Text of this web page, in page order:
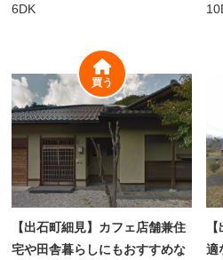
6DK
【出石町細見】カフェ店舗兼住
宅や田舎暮らしにもおすすめな
買う
適